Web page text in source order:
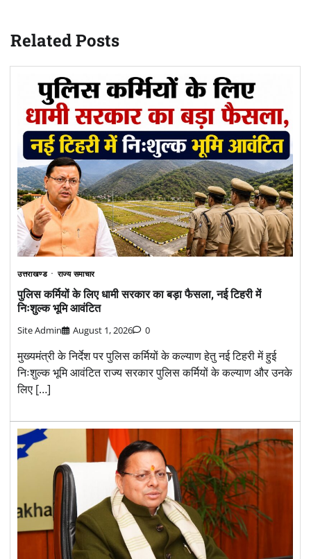
Related Posts
उत्तराखण्ड राज्य समाचार
पुलिस कर्मियों के लिए धामी सरकार का बड़ा फैसला, नई टिहरी में
निःशुल्क भूमि आवंटित
Site Admin August 1, 2026 0
मुख्यमंत्री के निर्देश पर पुलिस कर्मियों के कल्याण हेतु नई टिहरी में हुई
निःशुल्क भूमि आवंटित राज्य सरकार पुलिस कर्मियों के कल्याण और उनके
लिए […]